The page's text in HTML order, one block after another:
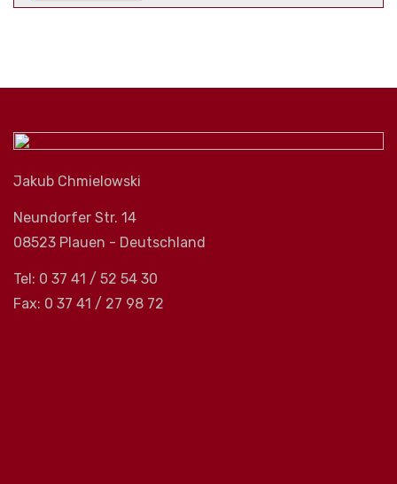
Jakub Chmielowski
Neundorfer Str. 14
08523 Plauen - Deutschland
Tel: 0 37 41 / 52 54 30
Fax: 0 37 41 / 27 98 72